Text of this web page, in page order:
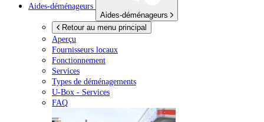
Aides-déménageurs
Aides-déménageurs
Retour au menu principal
Aperçu
Fournisseurs locaux
Fonctionnement
Services
Types de déménagements
U-Box - Services
FAQ